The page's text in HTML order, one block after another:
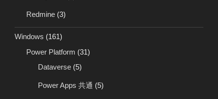
Redmine (3)
Windows (161)
Power Platform (31)
Dataverse (5)
Power Apps 共通 (5)